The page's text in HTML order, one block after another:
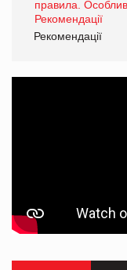
Рекомендації